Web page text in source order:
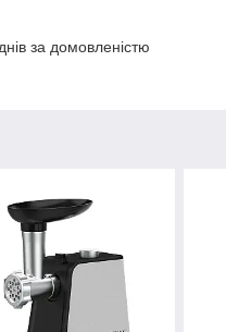
за домовленістю